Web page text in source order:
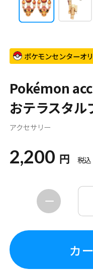
ポケモンセンターオ
Pokémon
おテラスタル
アクセサリー
2,200 円 税込
カ